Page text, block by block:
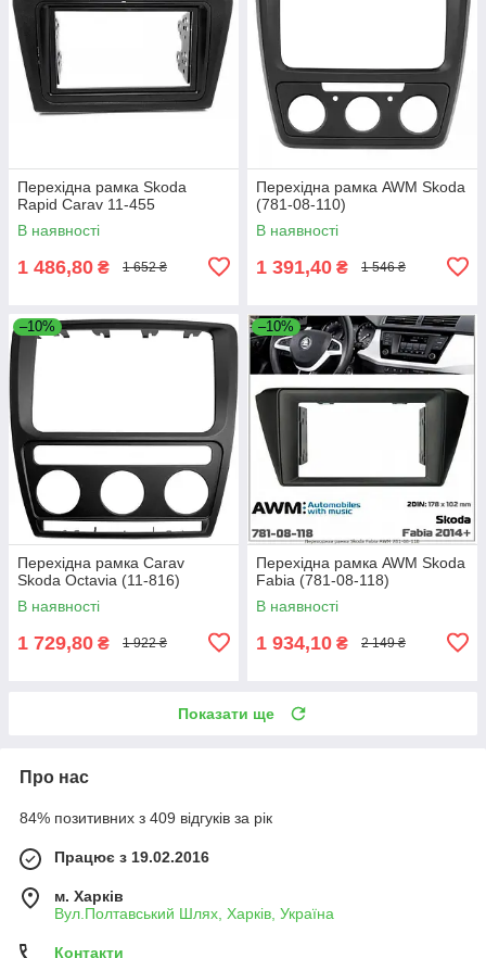
Перехідна рамка Skoda
Rapid Carav 11-455
В наявності
1 486,80 ₴ 1 652 ₴
Перехідна рамка AWM Skoda
(781-08-110)
В наявності
1 391,40 ₴ 1 546 ₴
–10%
Перехідна рамка Carav
Skoda Octavia (11-816)
В наявності
1 729,80 ₴ 1 922 ₴
–10%
Перехідна рамка AWM Skoda
Fabia (781-08-118)
В наявності
1 934,10 ₴ 2 149 ₴
Показати ще
Про нас
84% позитивних з 409 відгуків за рік
Працює з 19.02.2016
м. Харків
Вул.Полтавський Шлях, Харків, Україна
Контакти